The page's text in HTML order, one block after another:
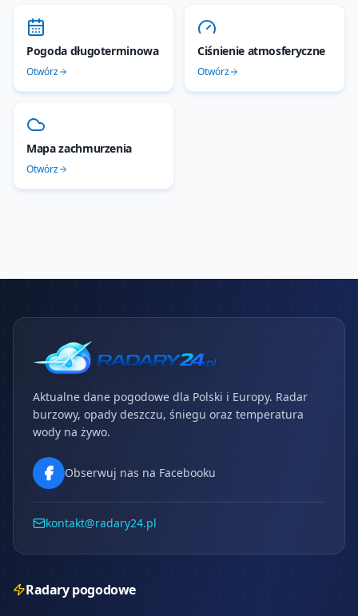
Pogoda długoterminowa
Otwórz
Ciśnienie atmosferyczne
Otwórz
Mapa zachmurzenia
Otwórz
Aktualne dane pogodowe dla Polski i Europy. Radar
burzowy, opady deszczu, śniegu oraz temperatura
wody na żywo.
Obserwuj nas na Facebooku
kontakt@radary24.pl
Radary pogodowe